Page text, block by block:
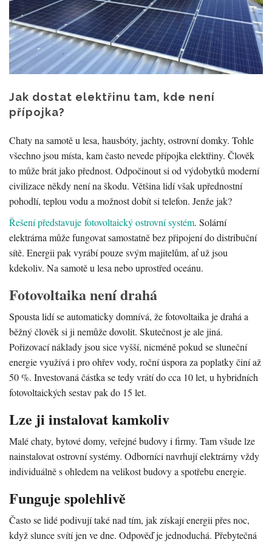
Jak dostat elektřinu tam, kde není
přípojka?
Chaty na samotě u lesa, hausbóty, jachty, ostrovní domky. Tohle
všechno jsou místa, kam často nevede přípojka elektřiny. Člověk
to může brát jako přednost. Odpočinout si od výdobytků moderní
civilizace někdy není na škodu. Většina lidí však upřednostní
pohodlí, teplou vodu a možnost dobít si telefon. Jenže jak?
Řešení představuje fotovoltaický ostrovní systém. Solární
elektrárna může fungovat samostatně bez připojení do distribuční
sítě. Energii pak vyrábí pouze svým majitelům, ať už jsou
kdekoliv. Na samotě u lesa nebo uprostřed oceánu.
Fotovoltaika není drahá
Spousta lidí se automaticky domnívá, že fotovoltaika je drahá a
běžný člověk si ji nemůže dovolit. Skutečnost je ale jiná.
Pořizovací náklady jsou sice vyšší, nicméně pokud se sluneční
energie využívá i pro ohřev vody, roční úspora za poplatky činí až
50 %. Investovaná částka se tedy vrátí do cca 10 let, u hybridních
fotovoltaických sestav pak do 15 let.
Lze ji instalovat kamkoliv
Malé chaty, bytové domy, veřejné budovy i firmy. Tam všude lze
nainstalovat ostrovní systémy. Odborníci navrhují elektrárny vždy
individuálně s ohledem na velikost budovy a spotřebu energie.
Funguje spolehlivě
Často se lidé podivují také nad tím, jak získají energii přes noc,
když slunce svítí jen ve dne. Odpověď je jednoduchá. Přebytečná